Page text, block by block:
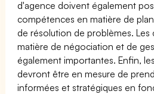
d'agence doivent également
compétences en matière de
de résolution de problèmes.
matière de négociation et de
également importantes. Enfin,
devront être en mesure de
informées et stratégiques en